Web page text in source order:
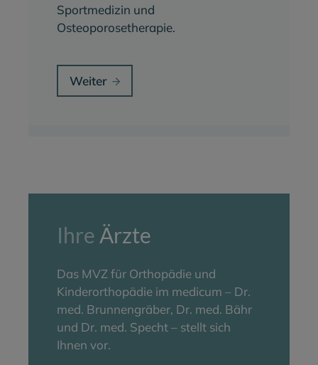
Sportmedizin und
Osteoporosetherapie.
Weiter
Ihre Ärzte
Das MVZ für Orthopädie und
Kinderorthopädie im medicum – Dr.
med. Brunnengräber, Dr. med. Bähr
und Dr. med. Specht – stellt sich
Ihnen vor.